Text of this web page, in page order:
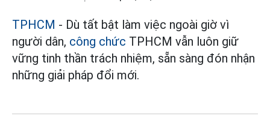
TPHCM - Dù tất bật làm việc ngoài giờ vì
người dân, công chức TPHCM vẫn luôn giữ
vững tinh thần trách nhiệm, sẵn sàng đón nhận
những giải pháp đổi mới.